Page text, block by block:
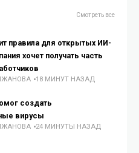
Смотреть все
правила для открытых ИИ-
хочет получать часть
18 МИНУТ НАЗАД
создать
вирусы
24 МИНУТЫ НАЗАД